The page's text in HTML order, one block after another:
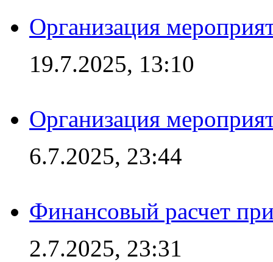
Организация
19.7.2025, 13:10
Организация
6.7.2025, 23:44
Финансовый расчет
2.7.2025, 23:31